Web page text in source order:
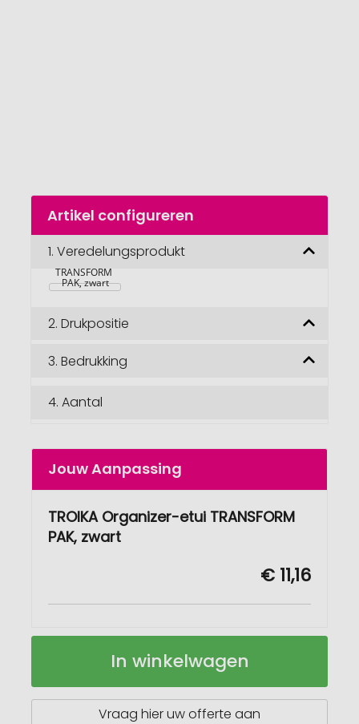
Naar
begin
afbeeldingengalerij
Artikel configureren
1. Veredelungsprodukt
TROIKA
TRANSFORM
PAK, zwart
2. Drukpositie
3. Bedrukking
4. Aantal
Jouw Aanpassing
TROIKA Organizer-etui TRANSFORM
PAK, zwart
€ 11,16
TROIKA
TRANSFORM
Op
In winkelwagen
Vraag hier uw offerte aan